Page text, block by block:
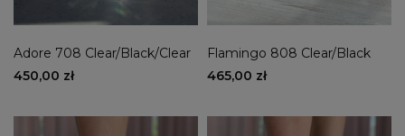
Adore 708 Clear/Black/Clear
450,00 zł
Flamingo 808 Clear/Black
465,00 zł